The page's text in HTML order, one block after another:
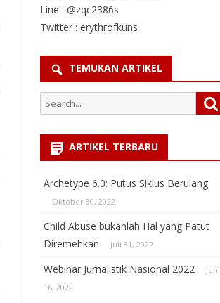
Line : @zqc2386s
Twitter : erythrofkuns
TEMUKAN ARTIKEL
Search
for:
ARTIKEL TERBARU
Archetype 6.0: Putus Siklus Berulang
Oktober 30, 2022
Child Abuse bukanlah Hal yang Patut
Diremehkan
Juli 31, 2022
Webinar Jurnalistik Nasional 2022
Juni
16, 2022